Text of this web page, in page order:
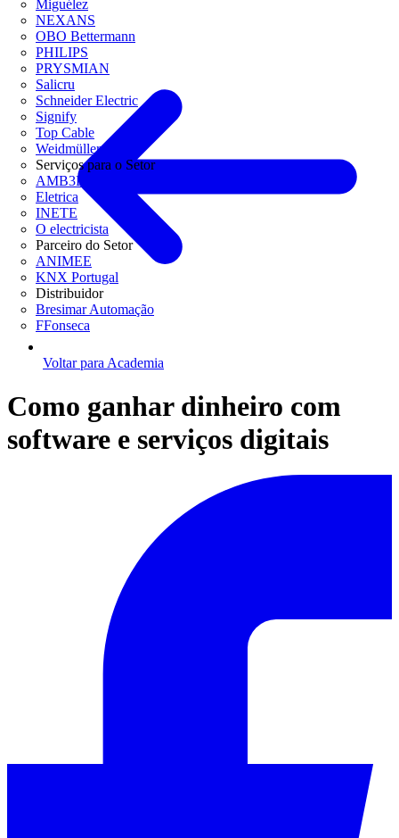
Miguélez
NEXANS
OBO Bettermann
PHILIPS
PRYSMIAN
Salicru
Schneider Electric
Signify
Top Cable
Weidmüller
Serviços para o Setor
AMB3E
Eletrica
INETE
O electricista
Parceiro do Setor
ANIMEE
KNX Portugal
Distribuidor
Bresimar Automação
FFonseca
Voltar para Academia
Como ganhar dinheiro com
software e serviços digitais